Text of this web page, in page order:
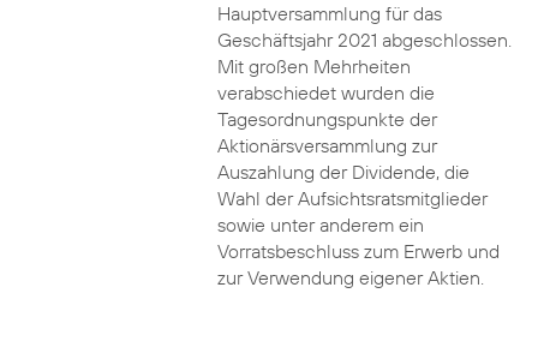
Hauptversammlung für das
Geschäftsjahr 2021 abgeschlossen.
Mit großen Mehrheiten
verabschiedet wurden die
Tagesordnungspunkte der
Aktionärsversammlung zur
Auszahlung der Dividende, die
Wahl der Aufsichtsratsmitglieder
sowie unter anderem ein
Vorratsbeschluss zum Erwerb und
zur Verwendung eigener Aktien.